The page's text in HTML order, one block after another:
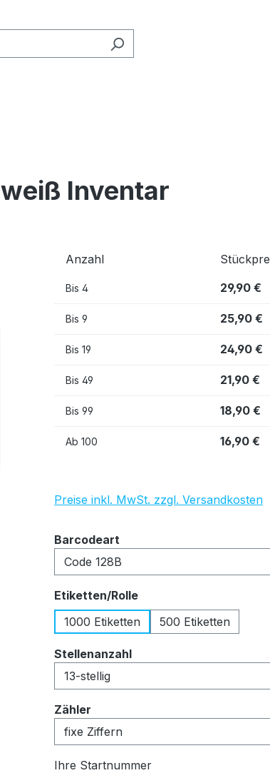
Inventar
Anzahl
Bis 4 29,90 €
Bis 9 25,90 €
Bis 19 24,90 €
Bis 49 21,90 €
Bis 99 18,90 €
Ab 100 16,90 €
Preise inkl. MwSt. zzgl. Versandkosten
Barcodeart
Etiketten/Rolleauswählen
1000 Etiketten
500 Etiketten
Stellenanzahlauswählen
Zähler
Ihre Startnummer